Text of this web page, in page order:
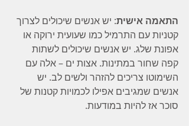
התאמה אישית: יש אנשים שיכולים לצרוך
קטניות עם התרמיל כמו שעועית ירוקה או
אפונת שלג. יש אנשים שיכולים לשתות
קפה שחור במתינות. אצות ים – אלה עם
השימוטו צריכים להזהר ולשים לב. יש
אנשים שמגיבים אפילו לכמויות קטנות של
סוכר אז להיות במודעות.